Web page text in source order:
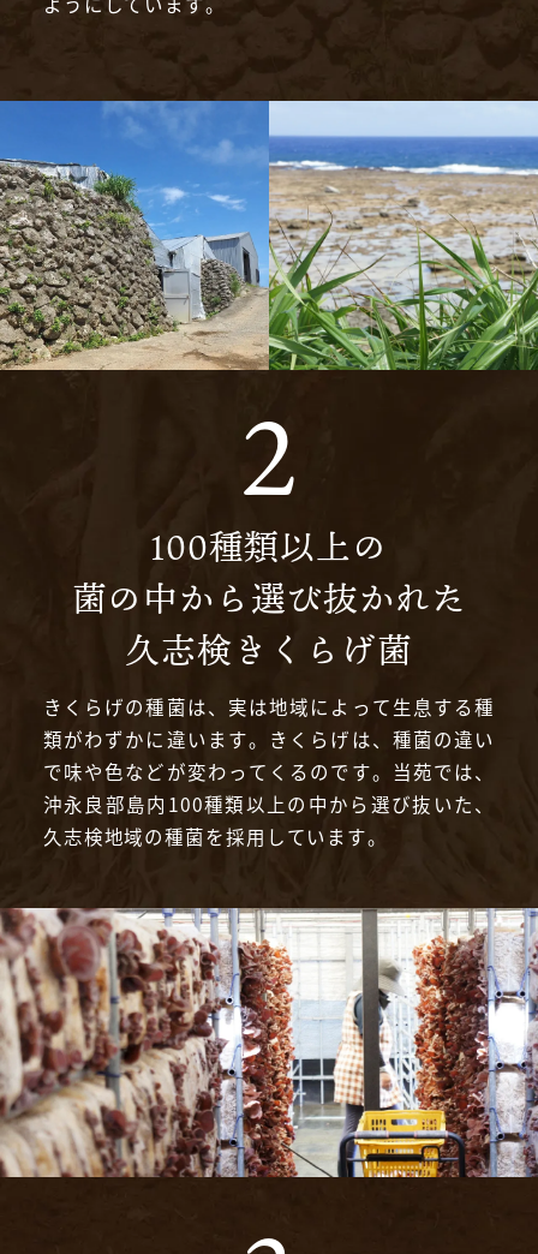
100種類以上の
菌の中から選び抜かれた
久志検きくらげ菌
きくらげの種菌は、実は地域によって生息する種
類がわずかに違います。きくらげは、種菌の違い
で味や色などが変わってくるのです。当苑では、
沖永良部島内100種類以上の中から選び抜いた、
久志検地域の種菌を採用しています。